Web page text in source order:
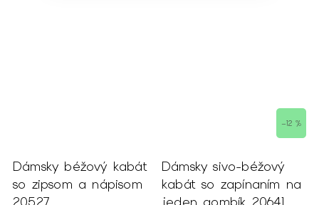
Dámsky béžový kabát
so zipsom a nápisom
–12 %
Dámsky sivo-béžový
kabát so zapínaním na